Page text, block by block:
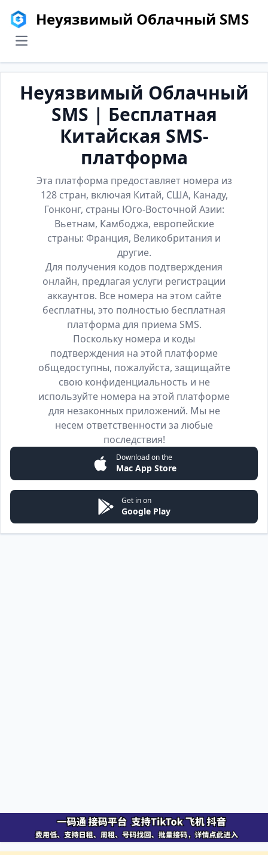
Неуязвимый Облачный SMS
menu
Неуязвимый Облачный
SMS | Бесплатная
Китайская SMS-
платформа
Эта платформа предоставляет номера из
128 стран, включая Китай, США, Канаду,
Гонконг, страны Юго-Восточной Азии:
Вьетнам, Камбоджа, европейские
страны: Франция, Великобритания и
другие.
Для получения кодов подтверждения
онлайн, предлагая услуги регистрации
аккаунтов. Все номера на этом сайте
бесплатны, это полностью бесплатная
платформа для приема SMS.
Поскольку номера и коды
подтверждения на этой платформе
общедоступны, пожалуйста, защищайте
свою конфиденциальность и не
используйте номера на этой платформе
для незаконных приложений. Мы не
несем ответственности за любые
последствия!
Download on the
Mac App Store
Get in on
Google Play